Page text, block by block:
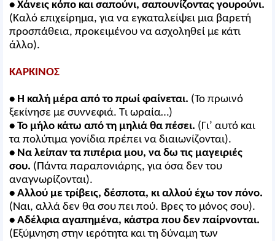
• Χάνεις κόπο και σαπούνι, σαπουνίζοντας γουρούνι.
(Καλό επιχείρημα, για να εγκαταλείψει μια βαρετή
προσπάθεια, προκειμένου να ασχοληθεί με κάτι
άλλο).
ΚΑΡΚΙΝΟΣ
• Η καλή μέρα από το πρωί φαίνεται. (Το πρωινό
ξεκίνησε με συννεφιά. Τι ωραία…)
• Το μήλο κάτω από τη μηλιά θα πέσει. (Γι’ αυτό και
τα πολύτιμα γονίδια πρέπει να διαιωνίζονται).
• Να λείπαν τα πιπέρια μου, να δω τις μαγειριές
σου. (Πάντα παραπονιάρης, για όσα δεν του
αναγνωρίζονται).
• Αλλού με τρίβεις, δέσποτα, κι αλλού έχω τον πόνο.
(Ναι, αλλά δεν θα σου πει πού. Βρες το μόνος σου).
• Αδέλφια αγαπημένα, κάστρα που δεν παίρνονται.
(Εξύμνηση στην ιερότητα και τη δύναμη των